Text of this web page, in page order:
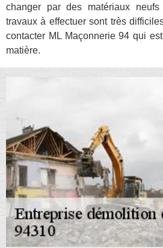
changer par des matériaux
travaux à effectuer sont très
contacter ML Maçonnerie 94 qui
matière.